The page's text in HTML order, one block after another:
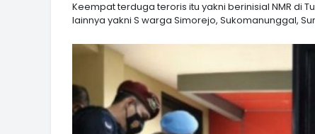
Keempat terduga teroris itu yakni berinisial NMR di
lainnya yakni S warga Simorejo, Sukomanunggal,